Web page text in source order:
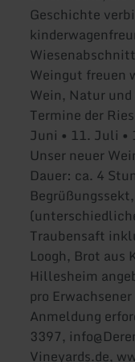
Geschichte
Weingut freuen
Wein, Natur
Termine der
Juni • 11. Juli •
Unser neuer
Dauer: ca. 4
Traubensaft
Loogh, Brot aus
Hillesheim
pro
Anmeldung
3397,
Vineyards.de,